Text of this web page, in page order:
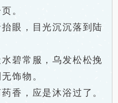
。
眼，目光沉沉落到陆
碧常服，乌发松松挽
饰物。
，应是沐浴过了。